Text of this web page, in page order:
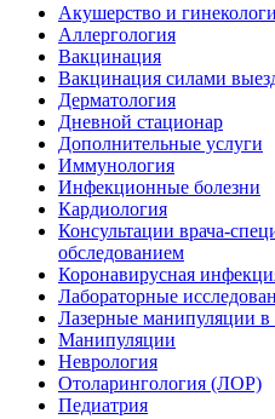
Акушерство и
Аллергология
Вакцинация
Вакцинация силами
Дерматология
Дневной стационар
Дополнительные услуги
Иммунология
Инфекционные болезни
Кардиология
Консультации врача-
обследованием
Коронавирусная
Лабораторные
Лазерные манипуляции в
Манипуляции
Неврология
Отоларингология (ЛОР)
Педиатрия